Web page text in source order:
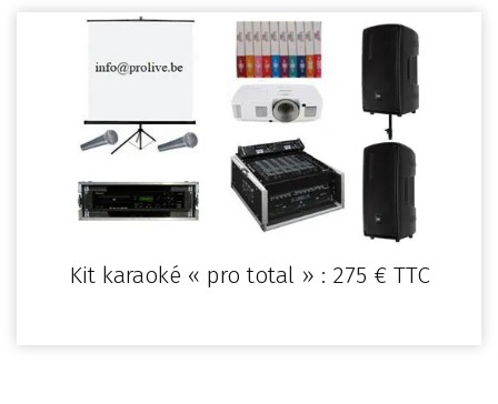
Kit karaoké « pro total » : 275 € TTC